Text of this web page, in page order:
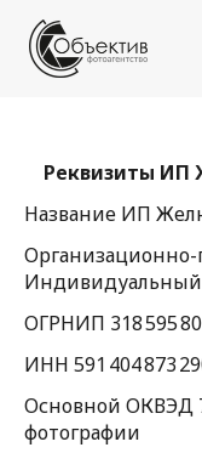
Реквизиты ИП
Название ИП
Организационно-
ОГРНИП 318 595
ИНН 591 404 873
Основной ОКВЭД
фотографии